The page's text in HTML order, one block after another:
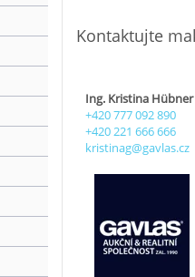
Kontaktujte
Ing. Kristina
+420 777 092 890
+420 221 666 666
kristinag@gavlas.cz